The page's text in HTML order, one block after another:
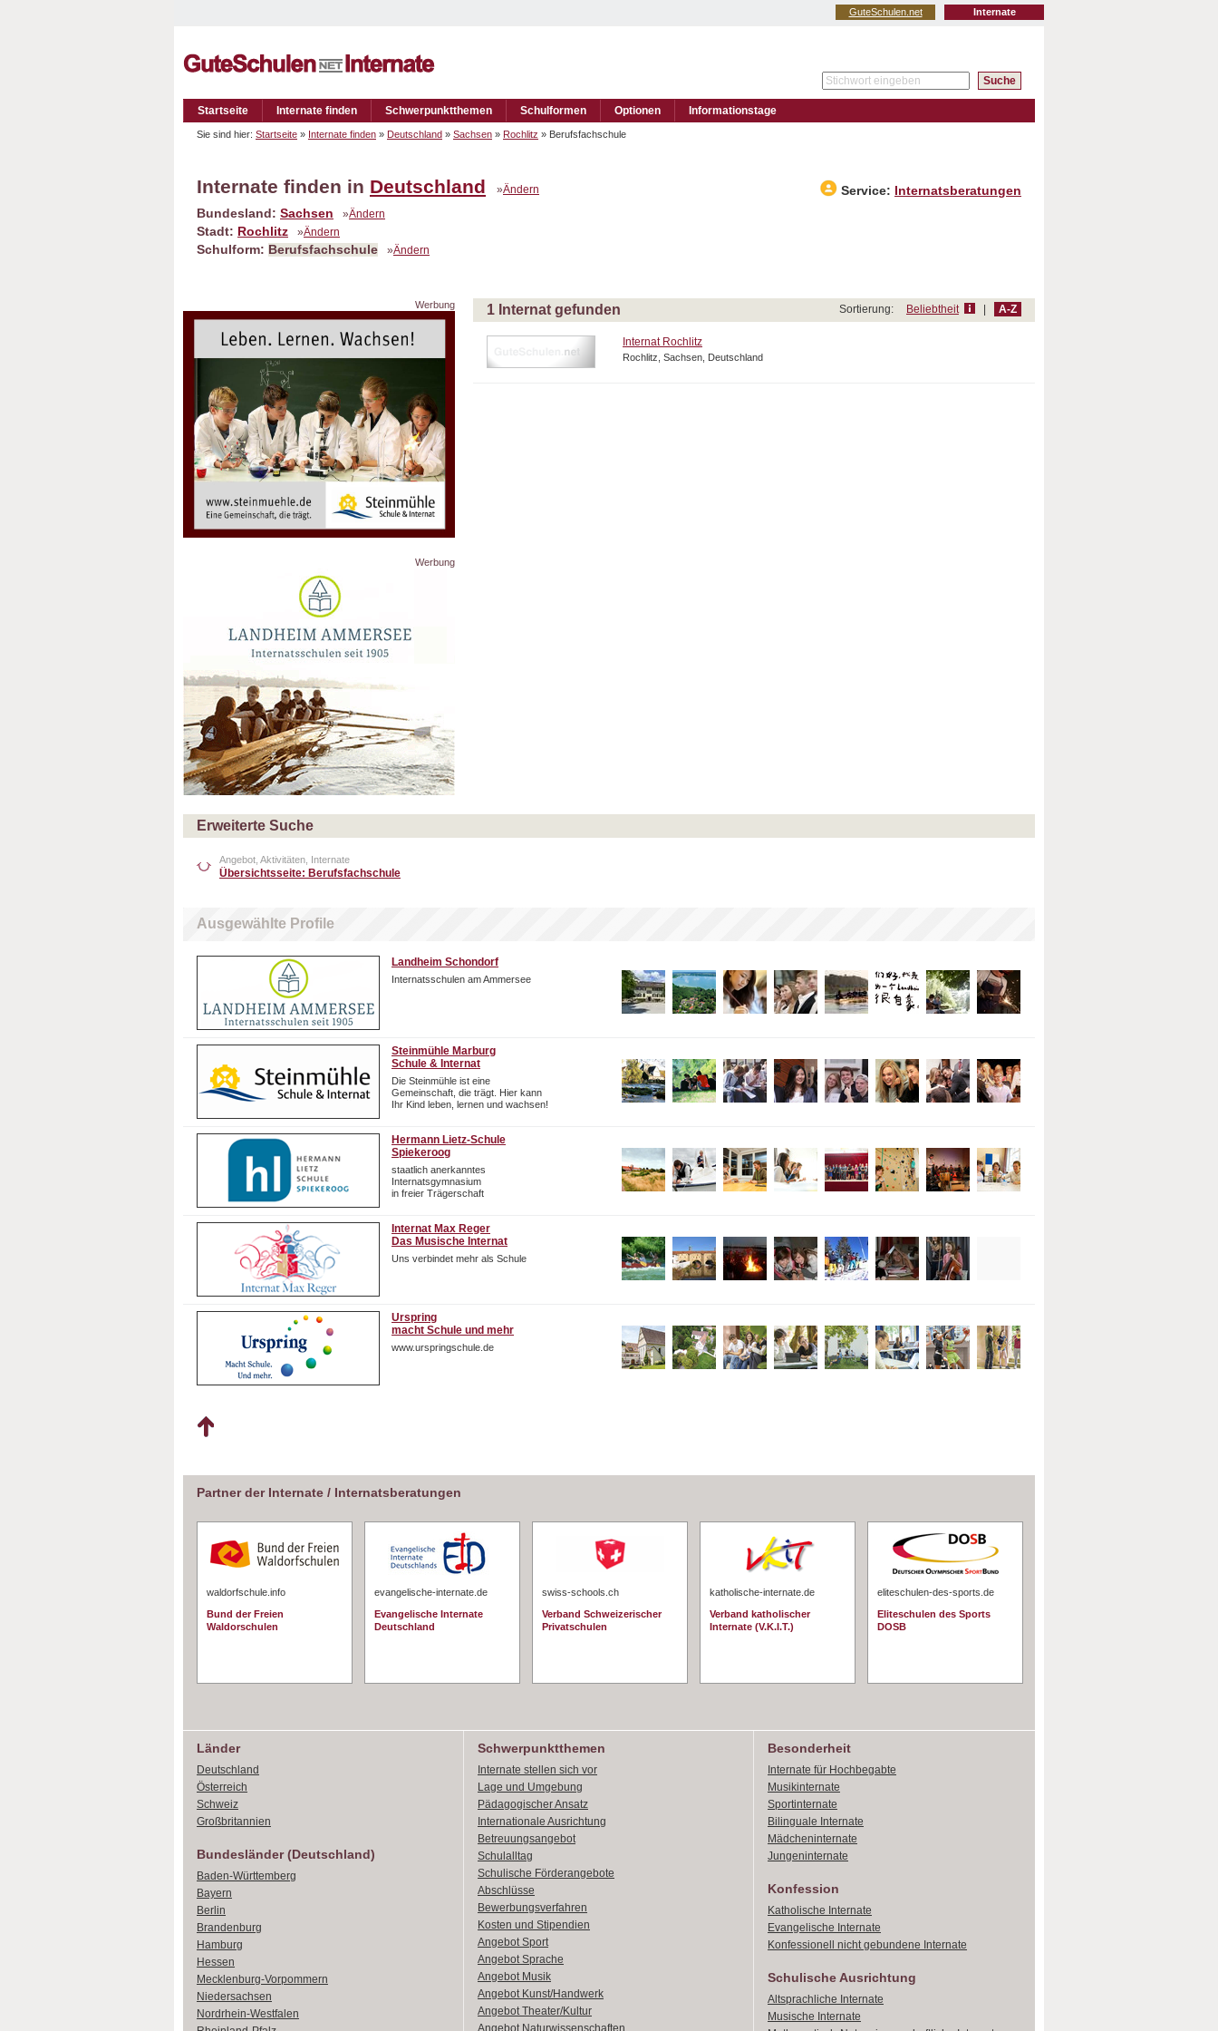
Internate
GuteSchulen.net
Startseite Internate finden Schwerpunktthemen Schulformen Optionen Informationstage
Sie sind hier: Startseite » Internate finden » Deutschland » Sachsen » Rochlitz » Berufsfachschule
Internate finden in Deutschland »Ändern Service:
Internatsberatungen
Bundesland: Sachsen »Ändern
Stadt: Rochlitz »Ändern
Schulform: Berufsfachschule »Ändern
Werbung
Werbung
1 Internat gefunden Sortierung: Beliebtheit A-Z
Internat Rochlitz
Rochlitz, Sachsen, Deutschland
Erweiterte Suche
Angebot, Aktivitäten, Internate
Übersichtsseite: Berufsfachschule
Ausgewählte Profile
Landheim Schondorf
Internatsschulen am Ammersee
Steinmühle Marburg
Schule & Internat
Die Steinmühle ist eine
Gemeinschaft, die trägt. Hier kann
Ihr Kind leben, lernen und wachsen!
Hermann Lietz-Schule
Spiekeroog
staatlich anerkanntes
Internatsgymnasium
in freier Trägerschaft
Internat Max Reger
Das Musische Internat
Uns verbindet mehr als Schule
Urspring
macht Schule und mehr
www.urspringschule.de
Partner der Internate / Internatsberatungen
waldorfschule.info
Bund der Freien
Waldorschulen
evangelische-internate.de
Evangelische Internate
Deutschland
swiss-schools.ch
Verband Schweizerischer
Privatschulen
katholische-internate.de
Verband katholischer
Internate (V.K.I.T.)
eliteschulen-des-sports.de
Eliteschulen des Sports
DOSB
Länder
Deutschland
Österreich
Schweiz
Großbritannien
Bundesländer (Deutschland)
Baden-Württemberg
Bayern
Berlin
Brandenburg
Hamburg
Hessen
Mecklenburg-Vorpommern
Niedersachsen
Nordrhein-Westfalen
Schwerpunktthemen
Internate stellen sich vor
Lage und Umgebung
Pädagogischer Ansatz
Internationale Ausrichtung
Betreuungsangebot
Schulalltag
Schulische Förderangebote
Abschlüsse
Bewerbungsverfahren
Kosten und Stipendien
Angebot Sport
Angebot Sprache
Angebot Musik
Angebot Kunst/Handwerk
Angebot Theater/Kultur
Angebot Naturwissenschaften
Besonderheit
Internate für Hochbegabte
Musikinternate
Sportinternate
Bilinguale Internate
Mädcheninternate
Jungeninternate
Konfession
Katholische Internate
Evangelische Internate
Konfessionell nicht gebundene Internate
Schulische Ausrichtung
Altsprachliche Internate
Musische Internate